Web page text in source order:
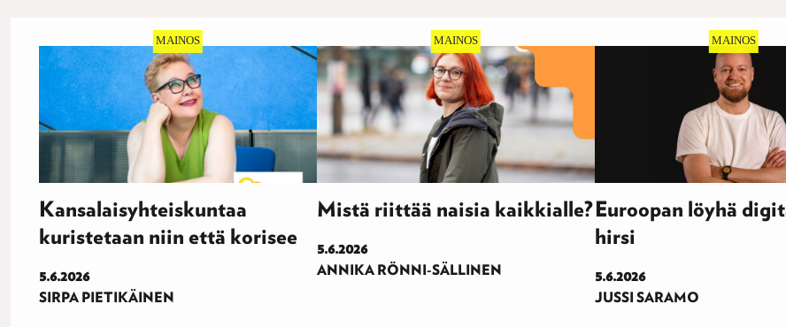
Kansalaisyhteiskuntaa
kuristetaan niin että korisee
5.6.2026
SIRPA PIETIKÄINEN
Mistä riittää naisia kaikkialle?
5.6.2026
ANNIKA RÖNNI-SÄLLINEN
Euroopan löyhä
hirsi
5.6.2026
JUSSI SARAMO